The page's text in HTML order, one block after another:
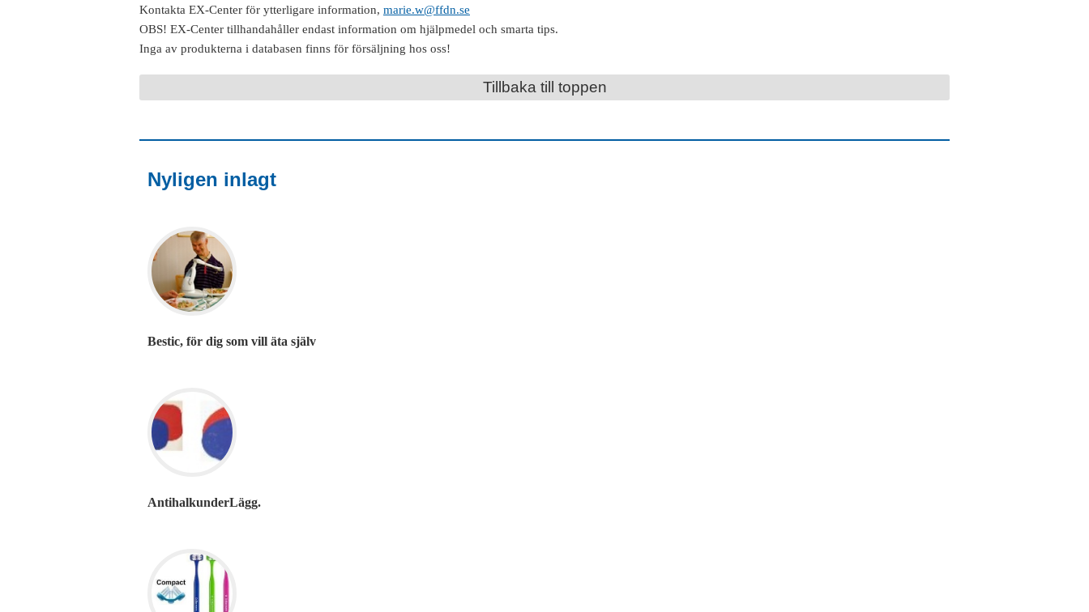
Kontakta EX-Center för ytterligare information, marie.w@ffdn.se
OBS! EX-Center tillhandahåller endast information om hjälpmedel och smarta tips.
Inga av produkterna i databasen finns för försäljning hos oss!
Tillbaka till toppen
Nyligen inlagt
Bestic, för dig som vill äta själv
AntihalkunderLägg.